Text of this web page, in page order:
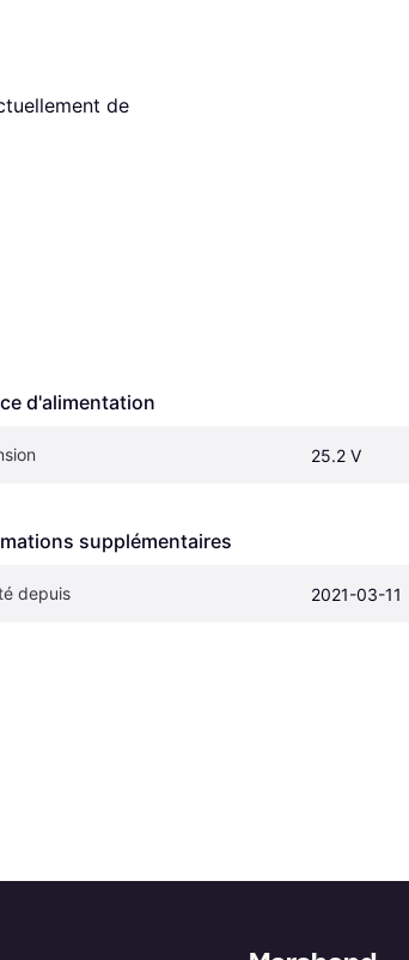
de
d'alimentation
25.2 V
supplémentaires
depuis 2021-03-11